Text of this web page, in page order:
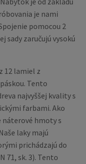
je nami
pomocou 2
sady zaručujú vysokú
12 lamiel z
Tento
najvyššej kvality s
farbami. Ako
náterové hmoty s
laky majú
prichádzajú do
71, sk. 3). Tento